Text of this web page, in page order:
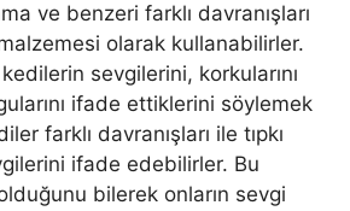
ve benzeri farklı davranışları
olarak kullanabilirler.
sevgilerini, korkularını
ifade ettiklerini söylemek
farklı davranışları ile tıpkı
ifade edebilirler. Bu
bilerek onların sevgi